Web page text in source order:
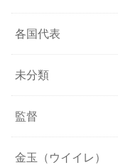
各国代表
未分類
監督
金玉（ウイイレ）